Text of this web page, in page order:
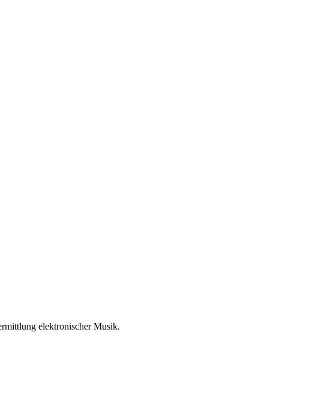
elektronischer Musik.